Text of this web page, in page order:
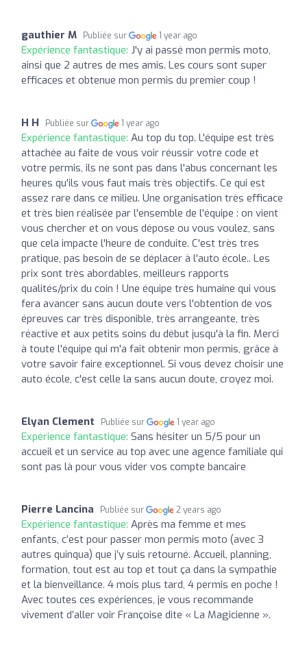
gauthier M Publiée sur 1 year ago
Expérience fantastique: J'y ai passé mon permis moto,
ainsi que 2 autres de mes amis. Les cours sont super
efficaces et obtenue mon permis du premier coup !
H H Publiée sur 1 year ago
Expérience fantastique: Au top du top. L'équipe est très
attachée au faite de vous voir réussir votre code et
votre permis, ils ne sont pas dans l'abus concernant les
heures qu'ils vous faut mais très objectifs. Ce qui est
assez rare dans ce milieu. Une organisation très efficace
et très bien réalisée par l'ensemble de l'équipe : on vient
vous chercher et on vous dépose ou vous voulez, sans
que cela impacte l'heure de conduite. C'est très tres
pratique, pas besoin de se déplacer à l'auto école.. Les
prix sont très abordables, meilleurs rapports
qualités/prix du coin ! Une équipe très humaine qui vous
fera avancer sans aucun doute vers l'obtention de vos
épreuves car très disponible, très arrangeante, très
réactive et aux petits soins du début jusqu'à la fin. Merci
à toute l'équipe qui m'a fait obtenir mon permis, grâce à
votre savoir faire exceptionnel. Si vous devez choisir une
auto école, c'est celle la sans aucun doute, croyez moi.
Elyan Clement Publiée sur 1 year ago
Expérience fantastique: Sans hésiter un 5/5 pour un
accueil et un service au top avec une agence familiale qui
sont pas là pour vous vider vos compte bancaire
Pierre Lancina Publiée sur 2 years ago
Expérience fantastique: Après ma femme et mes
enfants, c’est pour passer mon permis moto (avec 3
autres quinqua) que j’y suis retourné. Accueil, planning,
formation, tout est au top et tout ça dans la sympathie
et la bienveillance. 4 mois plus tard, 4 permis en poche !
Avec toutes ces expériences, je vous recommande
vivement d’aller voir Françoise dite « La Magicienne ».